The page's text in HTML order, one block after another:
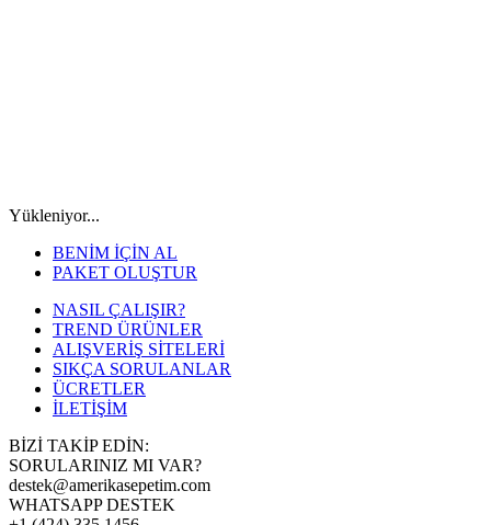
Yükleniyor...
BENİM İÇİN AL
PAKET OLUŞTUR
NASIL ÇALIŞIR?
TREND ÜRÜNLER
ALIŞVERİŞ SİTELERİ
SIKÇA SORULANLAR
ÜCRETLER
İLETİŞİM
BİZİ TAKİP EDİN:
SORULARINIZ MI VAR?
destek@amerikasepetim.com
WHATSAPP DESTEK